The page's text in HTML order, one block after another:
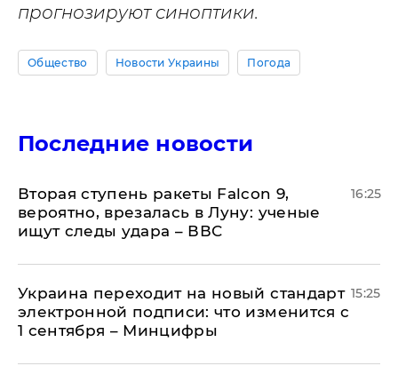
прогнозируют синоптики.
Общество Новости Украины Погода
Последние новости
Вторая ступень ракеты Falcon 9,
вероятно, врезалась в Луну: ученые
ищут следы удара – ВВС
16:25
Украина переходит на новый стандарт
электронной подписи: что изменится с
1 сентября – Минцифры
15:25